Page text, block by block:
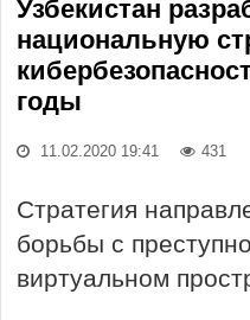
Узбекистан
национальную
годы
11.02.2020 19:41 431
Стратегия
борьбы с
виртуальном